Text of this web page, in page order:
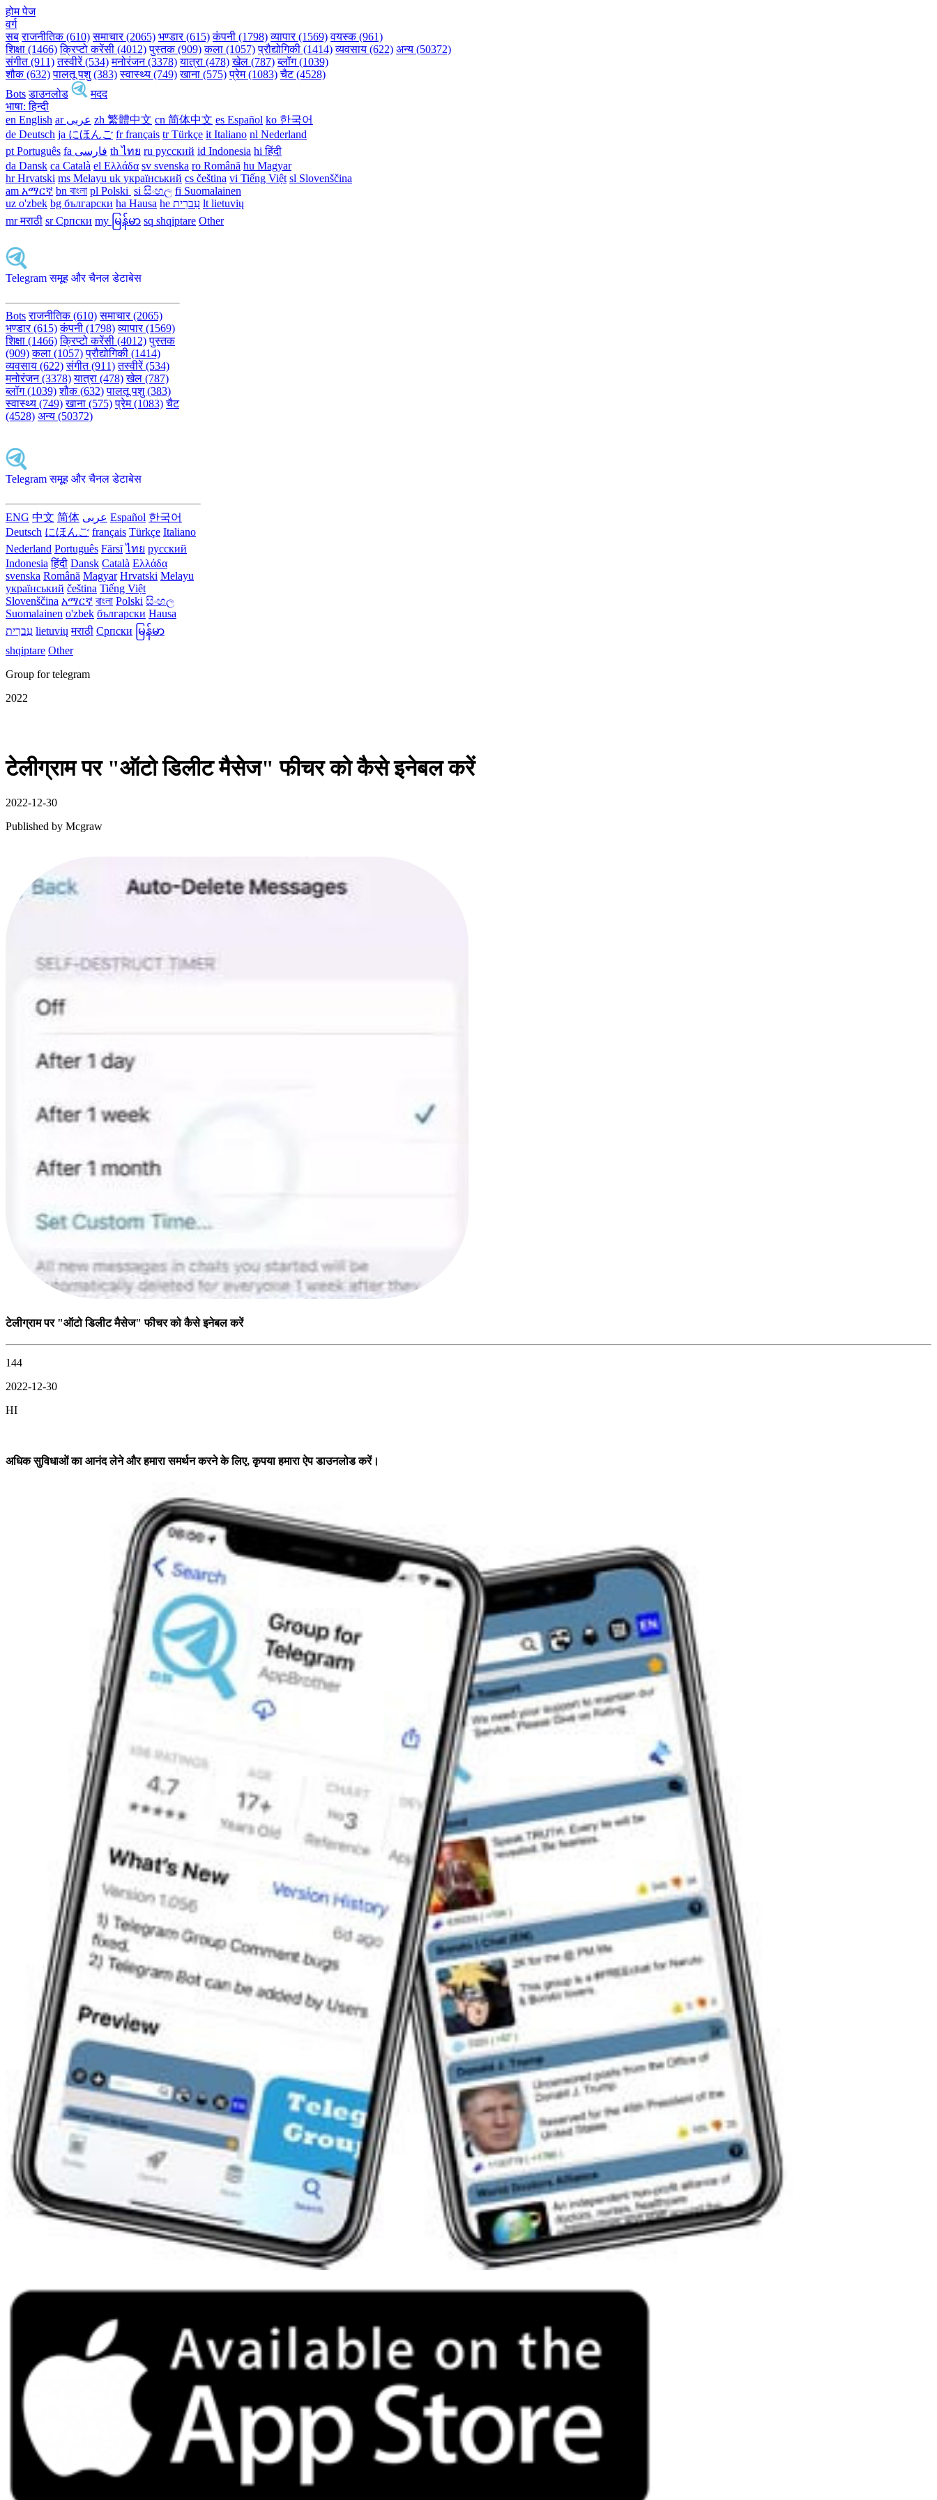
होम पेज
वर्ग
सब राजनीतिक (610) समाचार (2065) भण्डार (615) कंपनी (1798) व्यापार (1569) वयस्क (961)
शिक्षा (1466) क्रिप्टो करेंसी (4012) पुस्तक (909) कला (1057) प्रौद्योगिकी (1414) व्यवसाय (622) अन्य (50372)
संगीत (911) तस्वीरें (534) मनोरंजन (3378) यात्रा (478) खेल (787) ब्लॉग (1039)
शौक (632) पालतू पशु (383) स्वास्थ्य (749) खाना (575) प्रेम (1083) चैट (4528)
Bots डाउनलोड
मदद
भाषा: हिन्दी
en English
ar عربى zh 繁體中文 cn 简体中文 es Español ko 한국어
de Deutsch ja にほんご fr français tr Türkçe it Italiano nl Nederland
pt Português
th ไทย ru русский id Indonesia hi हिंदी
da Dansk‎ ca Català el Ελλάδα sv svenska ro Română hu Magyar
hr Hrvatski ms Melayu uk український‎ cs čeština‎ vi Tiếng Việt sl Slovenščina
am አማርኛ bn বাংলা pl Polski ‎ si සිංහල fi Suomalainen
uz o'zbek bg български ha Hausa‎ he עִברִית lt lietuvių
mr मराठी sr Српски my မြန်မာ sq shqiptare Other
Telegram समूह और चैनल डेटाबेस
Bots राजनीतिक (610) समाचार (2065)
भण्डार (615) कंपनी (1798) व्यापार (1569)
शिक्षा (1466) क्रिप्टो करेंसी (4012) पुस्तक
(909) कला (1057) प्रौद्योगिकी (1414)
व्यवसाय (622) संगीत (911) तस्वीरें (534)
मनोरंजन (3378) यात्रा (478) खेल (787)
ब्लॉग (1039) शौक (632) पालतू पशु (383)
स्वास्थ्य (749) खाना (575) प्रेम (1083) चैट
(4528) अन्य (50372)
Telegram समूह और चैनल डेटाबेस
ENG 中文 简体 عربى Español 한국어
Deutsch にほんご français Türkçe Italiano
Nederland Português Fārsī‎ ไทย русский
Indonesia हिंदी Dansk‎ Català Ελλάδα
svenska Română Magyar Hrvatski Melayu
український čeština Tiếng Việt
Slovenščina አማርኛ বাংলা Polski සිංහල
Suomalainen o'zbek български Hausa
עִברִית lietuvių मराठी Српски မြန်မာ
shqiptare Other
Group for telegram
2022
टेलीग्राम पर "ऑटो डिलीट मैसेज" फीचर को कैसे इनेबल करें
2022-12-30
Published by Mcgraw
टेलीग्राम पर "ऑटो डिलीट मैसेज" फीचर को कैसे इनेबल करें
144
2022-12-30
HI
अधिक सुविधाओं का आनंद लेने और हमारा समर्थन करने के लिए, कृपया हमारा ऐप डाउनलोड करें।